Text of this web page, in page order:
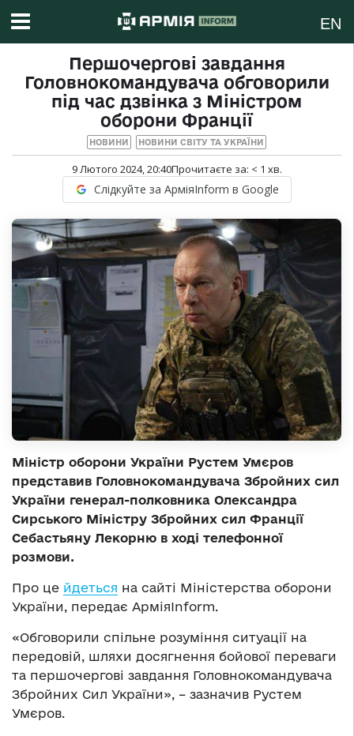
EN
Першочергові завдання
Головнокомандувача обговорили
під час дзвінка з Міністром
оборони Франції
НОВИНИ НОВИНИ СВІТУ ТА УКРАЇНИ
9 Лютого 2024, 20:40Прочитаєте за: < 1 хв.
Слідкуйте за АрміяInform в Google
Міністр оборони України Рустем Умєров
представив Головнокомандувача Збройних сил
України генерал-полковника Олександра
Сирського Міністру Збройних сил Франції
Себастьяну Лекорню в ході телефонної
розмови.
Про це йдеться на сайті Міністерства оборони
України, передає АрміяInform.
«Обговорили спільне розуміння ситуації на
передовій, шляхи досягнення бойової переваги
та першочергові завдання Головнокомандувача
Збройних Сил України», – зазначив Рустем
Умєров.